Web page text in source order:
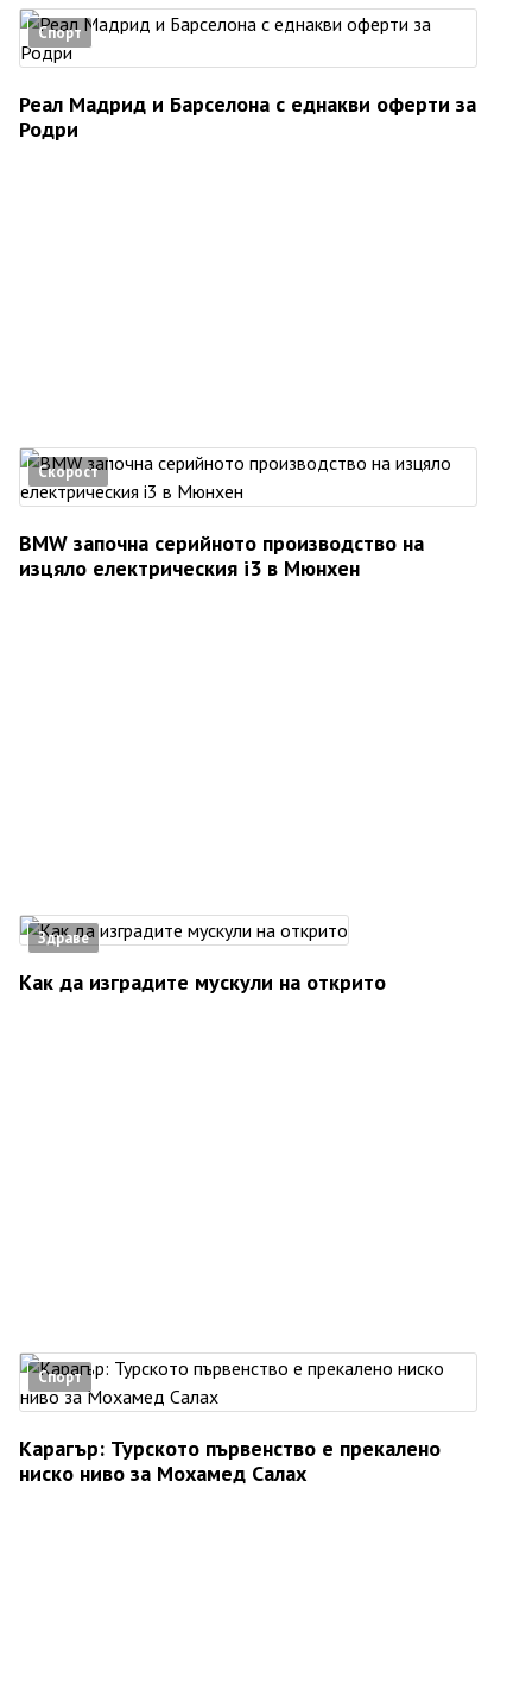
Спорт
Реал Мадрид и Барселона с еднакви оферти за
Родри
Скорост
BMW започна серийното производство на
изцяло електрическия i3 в Мюнхен
Здраве
Как да изградите мускули на открито
Спорт
Карагър: Турското първенство е прекалено
ниско ниво за Мохамед Салах